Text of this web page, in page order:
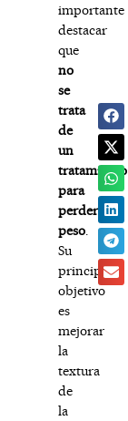
importante
destacar
que
no
se
trata
de
un
tratamiento
para
perder
peso.
Su
principal
objetivo
es
mejorar
la
textura
de
la